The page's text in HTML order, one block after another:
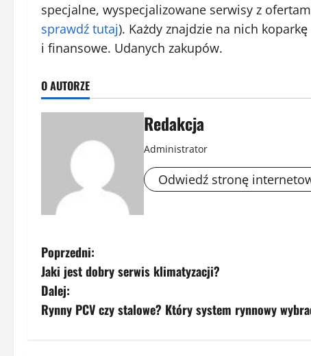
specjalne, wyspecjalizowane serwisy z
sprawdź tutaj). Każdy znajdzie na nich
i finansowe. Udanych zakupów.
O AUTORZE
Redakcja
Administrator
Odwiedź stronę
Z
o
b
Poprzedni:
Jaki jest dobry serwis klimatyzacji?
Dalej:
Rynny PCV czy stalowe? Który system rynnowy